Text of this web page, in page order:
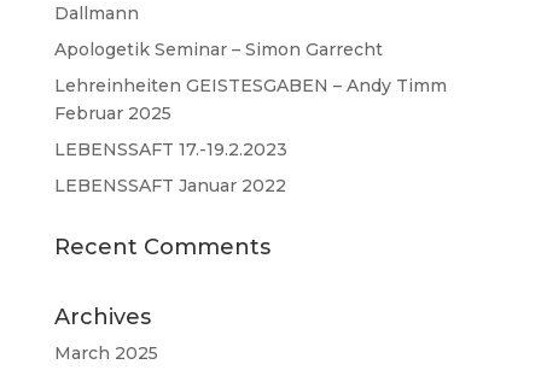
Dallmann
Apologetik Seminar – Simon Garrecht
Lehreinheiten GEISTESGABEN – Andy Timm
Februar 2025
LEBENSSAFT 17.-19.2.2023
LEBENSSAFT Januar 2022
Recent Comments
Archives
March 2025